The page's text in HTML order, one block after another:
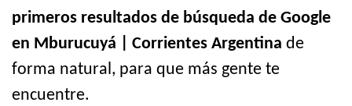
primeros resultados de búsqueda de Google
en Mburucuyá | Corrientes Argentina de
forma natural, para que más gente te
encuentre.